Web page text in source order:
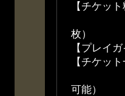
【チケッ
枚）
【プレイ
【チケッ
（10
可能）